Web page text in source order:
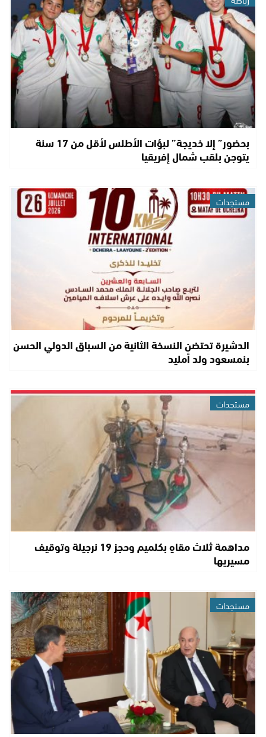
بحضور” إلا خديجة” لبؤات الأطلس لأقل من 17 سنة
يتوجن بلقب شمال إفريقيا
مستجدات
الدشيرة تحتضن النسخة الثانية من السباق الدولي الحسن
بنمسعود ولد أمليد
مستجدات
مداهمة ثلاث مقاهٍ بكلميم وحجز 19 نرجيلة وتوقيف
مسيريها
مستجدات